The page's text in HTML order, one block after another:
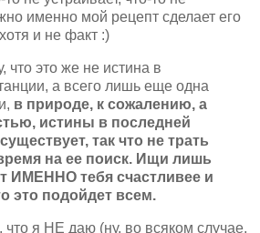
именно мой рецепт сделает его
и не факт :)
что это же не истина в
а всего лишь еще одна
в природе, к сожалению, а
истины в последней
так что не трать
на ее поиск. Ищи лишь
ИМЕННО тебя счастливее и
это подойдет всем.
что я НЕ даю (ну, во всяком случае,